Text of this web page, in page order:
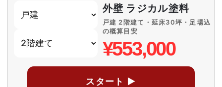
外壁 ラジカル塗料
戸建 2階建て・延床30坪・足場込
の概算目安
¥553,000
スタート ▶